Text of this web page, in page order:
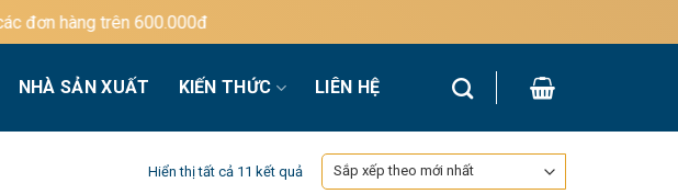
hàng trên 600.000đ
NHÀ SẢN XUẤT KIẾN THỨC LIÊN HỆ
Hiển thị tất cả 11 kết quảĐã